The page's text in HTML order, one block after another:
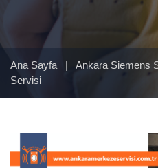
Ana Sayfa | Ankara Siemens
Servisi